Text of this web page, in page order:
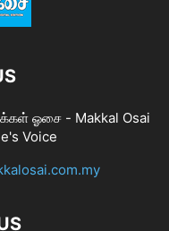
ஓசை - Makkal Osai
Voice